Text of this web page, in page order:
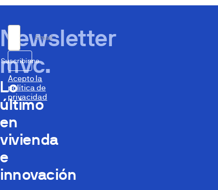
Newsletter
mvc.
Lo
último
en
vivienda
e
innovación
Email
Suscribirme
Acepto la
política de
privacidad